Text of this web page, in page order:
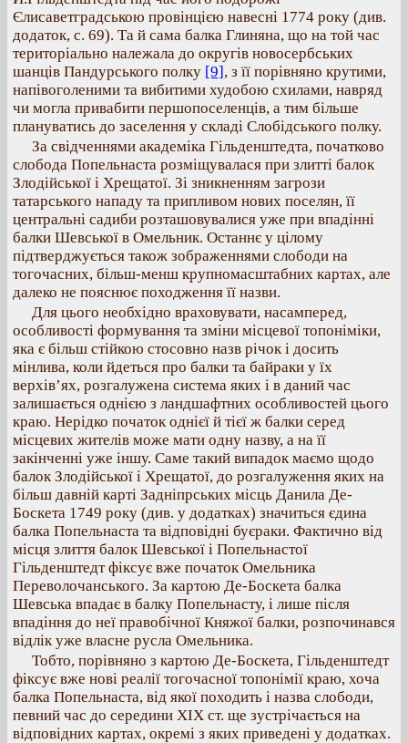
Єлисаветградською провінцією навесні 1774 року (див.
додаток, с. 69). Та й сама балка Глиняна, що на той час
територіально належала до округів новосербських
шанців Пандурського полку [9], з її порівняно крутими,
напівоголеними та вибитими худобою схилами, навряд
чи могла привабити першопоселенців, а тим більше
плануватись до заселення у складі Слобідського полку.
За свідченнями академіка Гільденштедта, початково
слобода Попельнаста розміщувалася при злитті балок
Злодійської і Хрещатої. Зі зникненням загрози
татарського нападу та припливом нових поселян, її
центральні садиби розташовувалися уже при впадінні
балки Шевської в Омельник. Останнє у цілому
підтверджується також зображеннями слободи на
тогочасних, більш-менш крупномасштабних картах, але
далеко не пояснює походження її назви.
Для цього необхідно враховувати, насамперед,
особливості формування та зміни місцевої топоніміки,
яка є більш стійкою стосовно назв річок і досить
мінлива, коли йдеться про балки та байраки у їх
верхів’ях, розгалужена система яких і в даний час
залишається однією з ландшафтних особливостей цього
краю. Нерідко початок однієї й тієї ж балки серед
місцевих жителів може мати одну назву, а на її
закінченні уже іншу. Саме такий випадок маємо щодо
балок Злодійської і Хрещатої, до розгалуження яких на
більш давній карті Задніпрських місць Данила Де-
Боскета 1749 року (див. у додатках) значиться єдина
балка Попельнаста та відповідні буєраки. Фактично від
місця злиття балок Шевської і Попельнастої
Гільденштедт фіксує вже початок Омельника
Переволочанського. За картою Де-Боскета балка
Шевська впадає в балку Попельнасту, і лише після
впадіння до неї правобічної Княжої балки, розпочинався
відлік уже власне русла Омельника.
Тобто, порівняно з картою Де-Боскета, Гільденштедт
фіксує вже нові реалії тогочасної топонімії краю, хоча
балка Попельнаста, від якої походить і назва слободи,
певний час до середини ХІХ ст. ще зустрічається на
відповідних картах, окремі з яких приведені у додатках.